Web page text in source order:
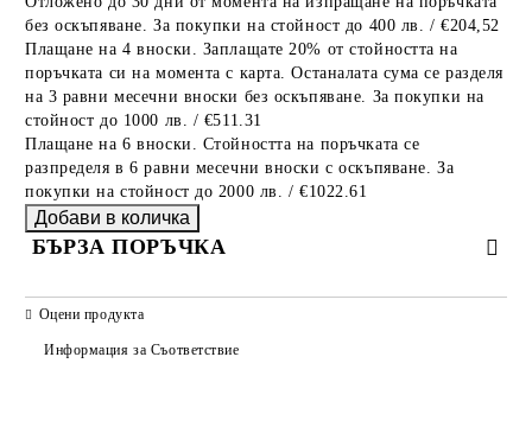
без оскъпяване. За покупки на стойност до 400 лв. / €204,52
Плащане на 4 вноски. Заплащате 20% от стойността на
поръчката си на момента с карта. Останалата сума се разделя
на 3 равни месечни вноски без оскъпяване. За покупки на
стойност до 1000 лв. / €511.31
Плащане на 6 вноски. Стойността на поръчката се
разпределя в 6 равни месечни вноски с оскъпяване. За
покупки на стойност до 2000 лв. / €1022.61
БЪРЗА ПОРЪЧКА
Оцени продукта
Информация за Съответствие